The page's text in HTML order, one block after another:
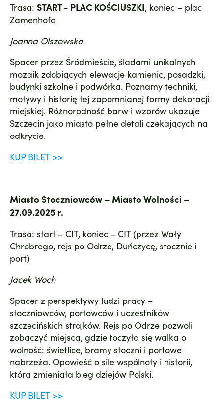
Trasa: START - PLAC KOŚCIUSZKI, koniec – plac
Zamenhofa
Joanna Olszowska
Spacer przez Śródmieście, śladami unikalnych
mozaik zdobiących elewacje kamienic, posadzki,
budynki szkolne i podwórka. Poznamy techniki,
motywy i historię tej zapomnianej formy dekoracji
miejskiej. Różnorodność barw i wzorów ukazuje
Szczecin jako miasto pełne detali czekających na
odkrycie.
KUP BILET >>
Miasto Stoczniowców – Miasto Wolności –
27.09.2025 r.
Trasa: start – CIT, koniec – CIT (przez Wały
Chrobrego, rejs po Odrze, Duńczycę, stocznie i
port)
Jacek Woch
Spacer z perspektywy ludzi pracy –
stoczniowców, portowców i uczestników
szczecińskich strajków. Rejs po Odrze pozwoli
zobaczyć miejsca, gdzie toczyła się walka o
wolność: świetlice, bramy stoczni i portowe
nabrzeża. Opowieść o sile wspólnoty i historii,
która zmieniała bieg dziejów Polski.
KUP BILET >>